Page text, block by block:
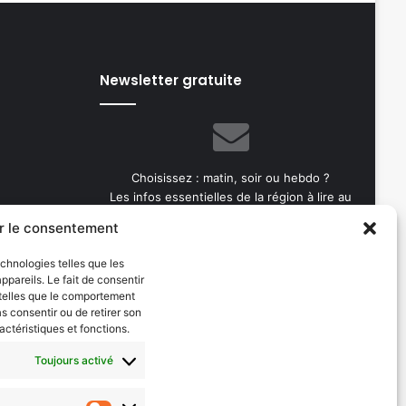
le consentement
telles que les
Le fait de consentir
que le comportement
consentir ou de retirer son
et fonctions.
Toujours activé
Newsletter gratuite
Choisissez : matin, soir ou hebdo ?
Les infos essentielles de la région à lire au
votre
adresse
e-
mail
Evénements